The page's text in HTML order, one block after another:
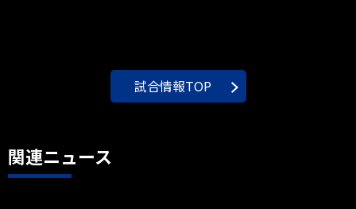
試合情報TOP
関連ニュース